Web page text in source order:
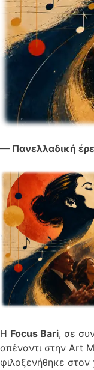
— Πανελλαδική
Η Focus Bari, σε
απέναντι στην Art
φιλοξενήθηκε